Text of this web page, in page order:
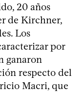
20 años
de Kirchner,
Los
por
ganaron
respecto del
Macri, que